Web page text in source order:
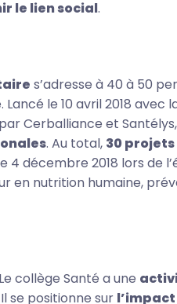
le lien social.
s’adresse à 40 à 50
le 10 avril 2018 avec
Cerballiance et
. Au total, 30
décembre 2018 lors de
en nutrition humaine,
collège Santé a une
se positionne sur